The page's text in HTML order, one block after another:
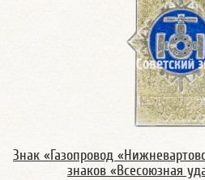
Знак «Газопровод
знаков «Всесоюзная